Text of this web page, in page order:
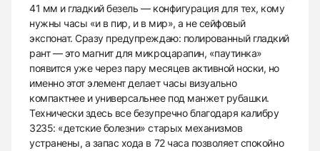
41 мм и гладкий безель — конфигурация для тех, кому
нужны часы «и в пир, и в мир», а не сейфовый
экспонат. Сразу предупреждаю: полированный гладкий
рант — это магнит для микроцарапин, «паутинка»
появится уже через пару месяцев активной носки, но
именно этот элемент делает часы визуально
компактнее и универсальнее под манжет рубашки.
Технически здесь все безупречно благодаря калибру
3235: «детские болезни» старых механизмов
устранены, а запас хода в 72 часа позволяет спокойно